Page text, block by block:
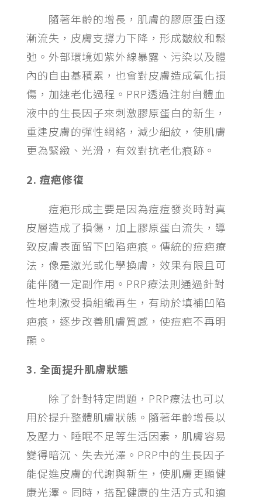
隨著年齡的增長，肌膚的膠原蛋白逐
漸流失，皮膚支撐力下降，形成皺紋和鬆
弛。外部環境如紫外線暴露、污染以及體
內的自由基積累，也會對皮膚造成氧化損
傷，加速老化過程。PRP透過注射自體血
液中的生長因子來刺激膠原蛋白的新生，
重建皮膚的彈性網絡，減少細紋，使肌膚
更為緊緻、光滑，有效對抗老化痕跡。
2. 痘疤修復
痘疤形成主要是因為痘痘發炎時對真
皮層造成了損傷，加上膠原蛋白流失，導
致皮膚表面留下凹陷疤痕。傳統的痘疤療
法，像是激光或化學換膚，效果有限且可
能伴隨一定副作用。PRP療法則通過針對
性地刺激受損組織再生，有助於填補凹陷
疤痕，逐步改善肌膚質感，使痘疤不再明
顯。
3. 全面提升肌膚狀態
除了針對特定問題，PRP療法也可以
用於提升整體肌膚狀態。隨著年齡增長以
及壓力、睡眠不足等生活因素，肌膚容易
變得暗沉、失去光澤。PRP中的生長因子
能促進皮膚的代謝與新生，使肌膚更顯健
康光澤。同時，搭配健康的生活方式和適